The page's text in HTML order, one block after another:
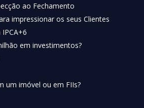
ao Fechamento
impressionar os seus Clientes
em investimentos?
um imóvel ou em FIIs?